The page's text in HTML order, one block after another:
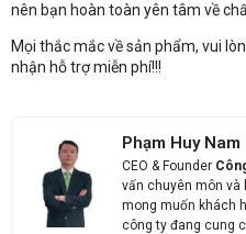
nên bạn hoàn toàn yên tâm về
Mọi thắc mắc về sản phẩm, vui
nhận hỗ trợ miễn phí!!!
Phạm Huy Nam
CEO & Founder
vấn chuyên môn và
mong muốn khách
công ty đang cung
Anh Chị